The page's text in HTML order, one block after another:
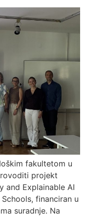
fakultetom u
projekt
and Explainable AI
financiran u
suradnje. Na